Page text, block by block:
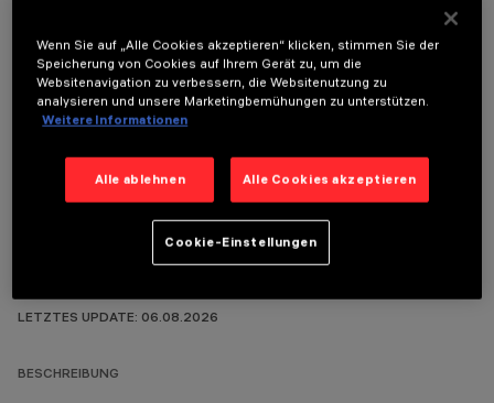
OPTIONALE KOMPONENTEN
LETZTES UPDATE: 06.08.2026
BESCHREIBUNG
Wenn Sie auf „Alle Cookies akzeptieren“ klicken, stimmen Sie der
Speicherung von Cookies auf Ihrem Gerät zu, um die
Websitenavigation zu verbessern, die Websitenutzung zu
analysieren und unsere Marketingbemühungen zu unterstützen.
Weitere Informationen
Alle ablehnen Alle Cookies akzeptieren
Cookie-Einstellungen